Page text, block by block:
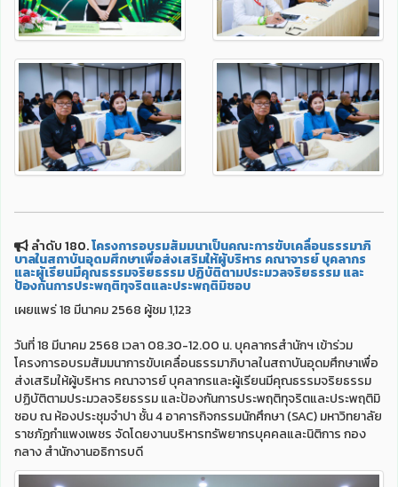
ลำดับ 180.โครงการอบรมสัมมนาเป็นคณะการขับเคลื่อนธรรมาภิ
บาลในสถาบันอุดมศึกษาเพื่อส่งเสริมให้ผู้บริหาร คณาจารย์ บุคลากร
และผู้เรียนมีคุณธรรมจริยธรรม ปฏิบัติตามประมวลจริยธรรม และ
ป้องกันการประพฤติทุจริตและประพฤติมิชอบ
เผยแพร่ 18 มีนาคม 2568 ผู้ชม 1,123
วันที่ 18 มีนาคม 2568 เวลา 08.30-12.00 น. บุคลากรสำนักฯ เข้าร่วม
โครงการอบรมสัมมนาการขับเคลื่อนธรรมาภิบาลในสถาบันอุดมศึกษาเพื่อ
ส่งเสริมให้ผู้บริหาร คณาจารย์ บุคลากรและผู้เรียนมีคุณธรรมจริยธรรม
ปฏิบัติตามประมวลจริยธรรม และป้องกันการประพฤติทุจริตและประพฤติมิ
ชอบ ณ ห้องประชุมจำปา ชั้น 4 อาคารกิจกรรมนักศึกษา (SAC) มหาวิทยาลัย
ราชภัฏกำแพงเพชร จัดโดยงานบริหารทรัพยากรบุคคลและนิติการ กอง
กลาง สำนักงานอธิการบดี